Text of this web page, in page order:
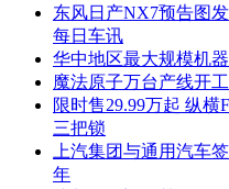
东风日产NX7预告图
每日车讯
华中地区最大规模机
魔法原子万台产线开
限时售29.99万起 纵横
三把锁
上汽集团与通用汽车
年